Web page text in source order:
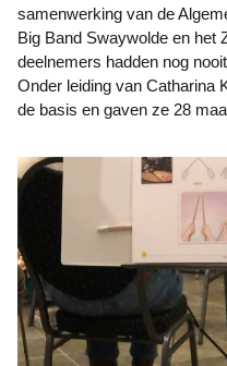
samenwerking van de
Big Band Swaywolde en het
deelnemers hadden nog
Onder leiding van Catharina
de basis en gaven ze 28